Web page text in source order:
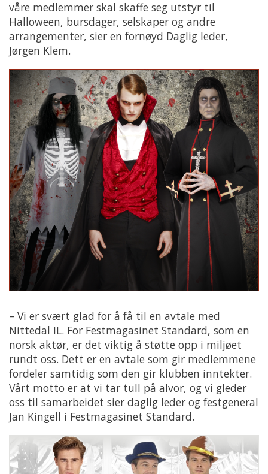
våre medlemmer skal skaffe seg utstyr til
Halloween, bursdager, selskaper og andre
arrangementer, sier en fornøyd Daglig leder,
Jørgen Klem.
– Vi er svært glad for å få til en avtale med
Nittedal IL. For Festmagasinet Standard, som en
norsk aktør, er det viktig å støtte opp i miljøet
rundt oss. Dett er en avtale som gir medlemmene
fordeler samtidig som den gir klubben inntekter.
Vårt motto er at vi tar tull på alvor, og vi gleder
oss til samarbeidet sier daglig leder og festgeneral
Jan Kingell i Festmagasinet Standard.